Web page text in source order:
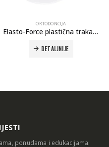
Elasto-Force plastična traka bez kratkog konektora
DETALJNIJE
ponudama i edukacijama.